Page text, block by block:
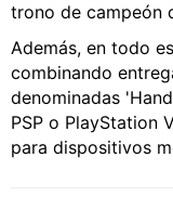
trono de campeón
Además, en todo
combinando
denominadas
PSP o PlayStation
para dispositivos